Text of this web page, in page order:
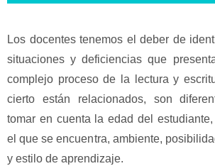
Los docentes tenemos el deber de
situaciones y deficiencias que
complejo proceso de la lectura y
cierto están relacionados, son
tomar en cuenta la edad del
el que se encuentra, ambiente,
y estilo de aprendizaje.